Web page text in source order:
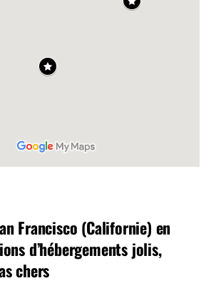
Francisco (Californie) en
d’hébergements jolis,
chers